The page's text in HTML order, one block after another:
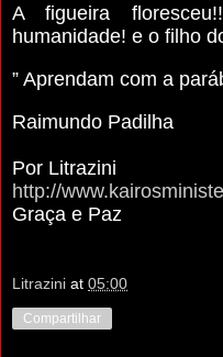
A figueira
humanidade! e o filho
” Aprendam com a
Raimundo Padilha
Por Litrazini
http://
Graça e Paz
Litrazini at 05:00
Compartilhar